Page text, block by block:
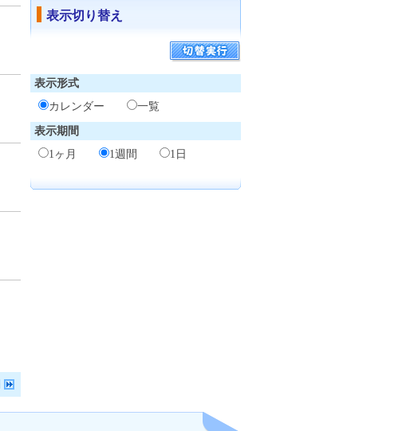
表示切り替え
表示形式
カレンダー
一覧
表示期間
1ヶ月
1週間 1日